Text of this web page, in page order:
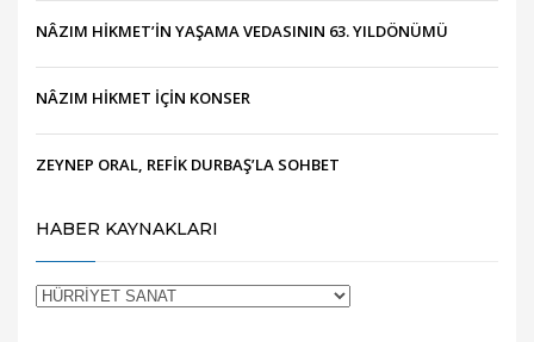
NÂZIM HİKMET’İN YAŞAMA VEDASININ 63. YILDÖNÜMÜ
NÂZIM HİKMET İÇİN KONSER
ZEYNEP ORAL, REFİK DURBAŞ’LA SOHBET
HABER KAYNAKLARI